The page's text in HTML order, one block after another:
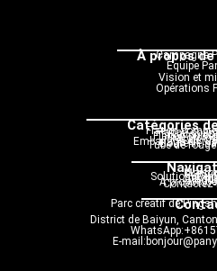
À propos
Campagne
Équipe
Vision et
Opérations
Catégories
Flacon
Flacon
Flacon
Flacon
Flacon
Pot de
Emballage en
Bouteille
Tube de
Solution
À propos
Parc créatif de
District de Baiyun,
E-